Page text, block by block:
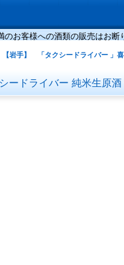
のお客様への酒類の販売はお断
【岩手】 「タクシードライバー 」
ードライバー 純米生原